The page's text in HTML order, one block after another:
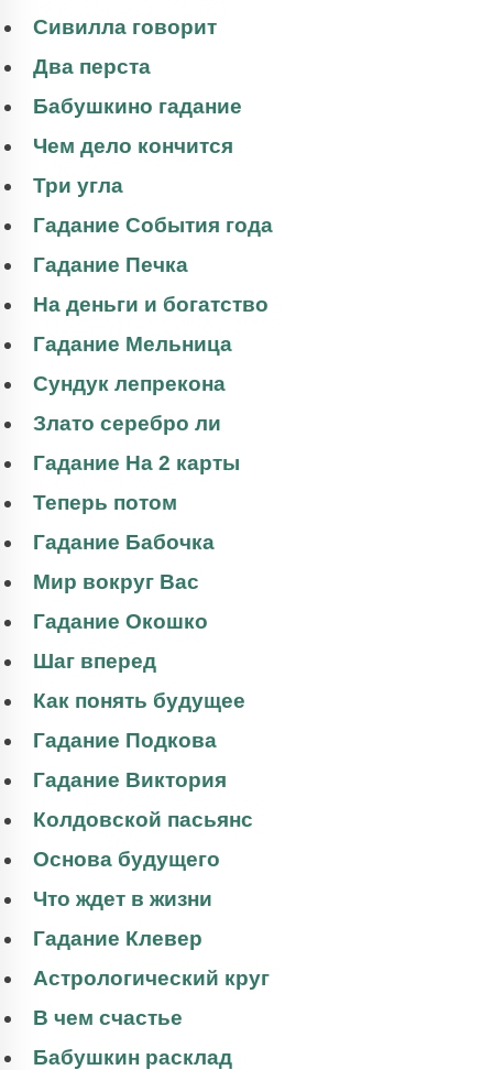
Сивилла говорит
Два перста
Бабушкино гадание
Чем дело кончится
Три угла
Гадание События года
Гадание Печка
На деньги и богатство
Гадание Мельница
Сундук лепрекона
Злато серебро ли
Гадание На 2 карты
Теперь потом
Гадание Бабочка
Мир вокруг Вас
Гадание Окошко
Шаг вперед
Как понять будущее
Гадание Подкова
Гадание Виктория
Колдовской пасьянс
Основа будущего
Что ждет в жизни
Гадание Клевер
Астрологический круг
В чем счастье
Бабушкин расклад